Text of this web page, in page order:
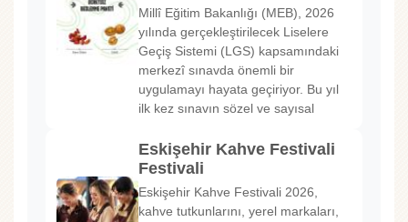
Millî Eğitim Bakanlığı (MEB), 2026
yılında gerçekleştirilecek Liselere
Geçiş Sistemi (LGS) kapsamındaki
merkezî sınavda önemli bir
uygulamayı hayata geçiriyor. Bu yıl
ilk kez sınavın sözel ve sayısal
Eskişehir Kahve Festivali
Festivali
Eskişehir Kahve Festivali 2026,
kahve tutkunlarını, yerel markaları,